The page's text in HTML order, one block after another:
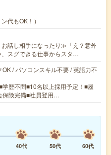
代もOK！）
話し相手になったり≫「え？意外
スグできる仕事からスタ…
/ パソコンスキル不要 / 英語力不
歴不問■10名以上採用予定！■履
保険完備■社員登用…
40代 50代
60代